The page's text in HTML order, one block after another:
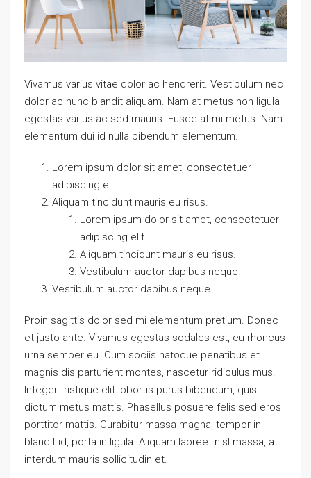
Vivamus varius vitae dolor ac hendrerit. Vestibulum nec
dolor ac nunc blandit aliquam. Nam at metus non ligula
egestas varius ac sed mauris. Fusce at mi metus. Nam
elementum dui id nulla bibendum elementum.
Lorem ipsum dolor sit amet, consectetuer
adipiscing elit.
Aliquam tincidunt mauris eu risus.
Lorem ipsum dolor sit amet, consectetuer
adipiscing elit.
Aliquam tincidunt mauris eu risus.
Vestibulum auctor dapibus neque.
Vestibulum auctor dapibus neque.
Proin sagittis dolor sed mi elementum pretium. Donec
et justo ante. Vivamus egestas sodales est, eu rhoncus
urna semper eu. Cum sociis natoque penatibus et
magnis dis parturient montes, nascetur ridiculus mus.
Integer tristique elit lobortis purus bibendum, quis
dictum metus mattis. Phasellus posuere felis sed eros
porttitor mattis. Curabitur massa magna, tempor in
blandit id, porta in ligula. Aliquam laoreet nisl massa, at
interdum mauris sollicitudin et.